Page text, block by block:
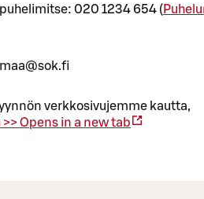
020 1234 654 (
verkkosivujemme kautta,
Opens in a new tab